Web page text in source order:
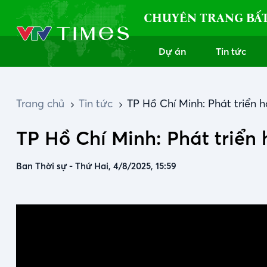
CHUYÊN TRANG
Dự án Tin tức
Trang chủ Tin tức TP Hồ Chí Minh: Phát triển
TP Hồ Chí Minh: Phát
Ban Thời sự- Thứ Hai, 4/8/2025, 15:59